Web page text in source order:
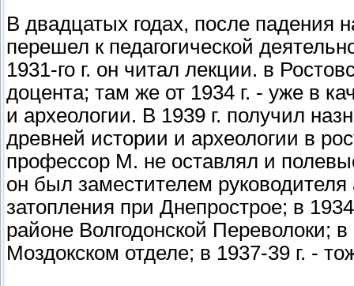
В двадцатых годах, после падения
перешел к педагогической
1931-го г. он читал лекции. в
доцента; там же от 1934 г. - уже в
и археологии. В 1939 г. получил
древней истории и археологии в
профессор М. не оставлял и
он был заместителем руководителя
затопления при Днепрострое; в
районе Волгодонской Переволоки;
Моздокском отделе; в 1937-39 г. -